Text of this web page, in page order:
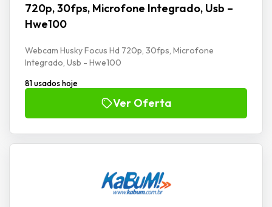
720p, 30fps, Microfone Integrado, Usb –
Hwe100
Webcam Husky Focus Hd 720p, 30fps, Microfone
Integrado, Usb - Hwe100
81 usados hoje
Ver Oferta